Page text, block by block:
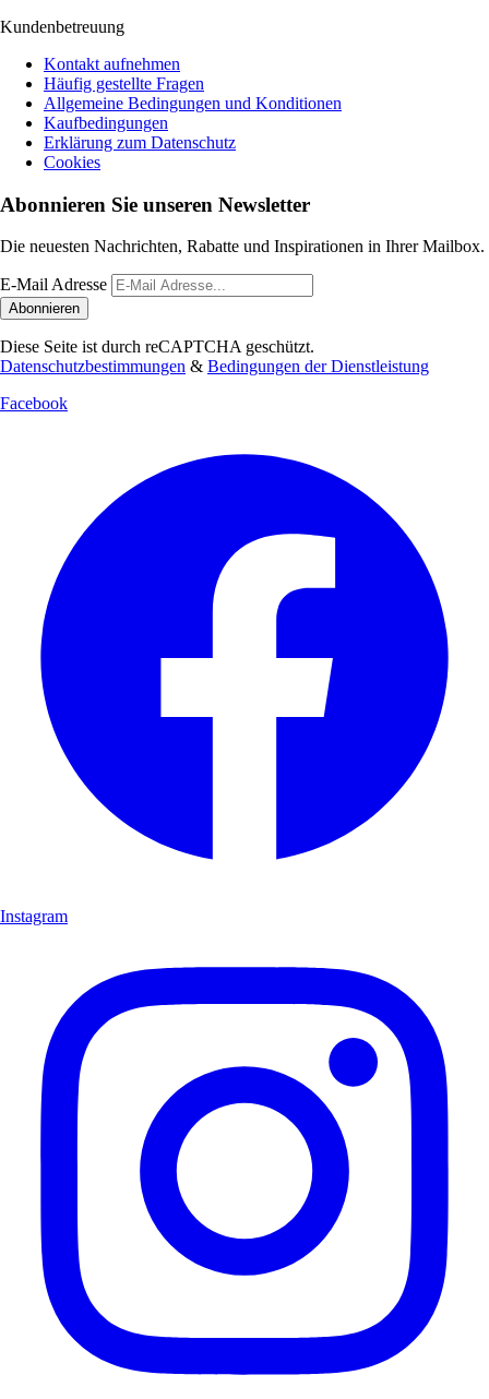
Kundenbetreuung
Kontakt aufnehmen
Häufig gestellte Fragen
Allgemeine Bedingungen und Konditionen
Kaufbedingungen
Erklärung zum Datenschutz
Cookies
Abonnieren Sie unseren Newsletter
Die neuesten Nachrichten, Rabatte und Inspirationen in Ihrer Mailbox.
E-Mail Adresse
Abonnieren
Diese Seite ist durch reCAPTCHA geschützt.
Datenschutzbestimmungen & Bedingungen der Dienstleistung
Facebook
Instagram